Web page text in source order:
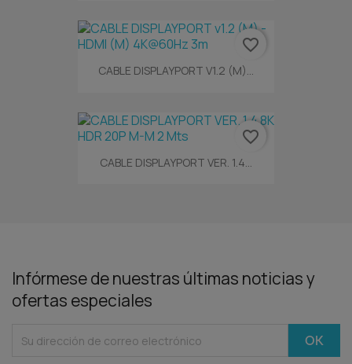
CABLE DISPLAYPORT V1.2 (M)...
favorite_border
CABLE DISPLAYPORT VER. 1.4...
favorite_border
Infórmese de nuestras últimas noticias y
ofertas especiales